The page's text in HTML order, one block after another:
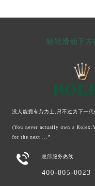
轻轻滑动下方
没人能拥有劳力士,只不过为下一代
(You never actually own a
for the next ...”
 总部服务热线
400-805-0023